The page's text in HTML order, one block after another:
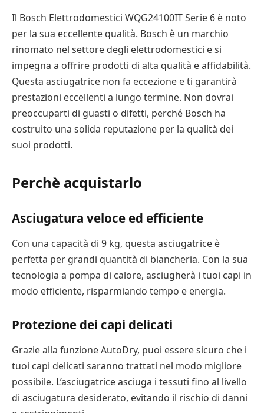
Il Bosch Elettrodomestici WQG24100IT Serie 6 è noto
per la sua eccellente qualità. Bosch è un marchio
rinomato nel settore degli elettrodomestici e si
impegna a offrire prodotti di alta qualità e affidabilità.
Questa asciugatrice non fa eccezione e ti garantirà
prestazioni eccellenti a lungo termine. Non dovrai
preoccuparti di guasti o difetti, perché Bosch ha
costruito una solida reputazione per la qualità dei
suoi prodotti.
Perchè acquistarlo
Asciugatura veloce ed efficiente
Con una capacità di 9 kg, questa asciugatrice è
perfetta per grandi quantità di biancheria. Con la sua
tecnologia a pompa di calore, asciugherà i tuoi capi in
modo efficiente, risparmiando tempo e energia.
Protezione dei capi delicati
Grazie alla funzione AutoDry, puoi essere sicuro che i
tuoi capi delicati saranno trattati nel modo migliore
possibile. L’asciugatrice asciuga i tessuti fino al livello
di asciugatura desiderato, evitando il rischio di danni